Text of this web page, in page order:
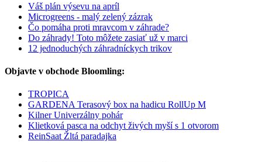
Váš plán výsevu na apríl
Microgreens - malý zelený zázrak
Čo pomáha proti mravcom v záhrade?
Do záhrady! Toto môžete zasiať už v marci
12 jednoduchých záhradníckych trikov
Objavte v obchode Bloomling:
TROPICA
GARDENA Terasový box na hadicu RollUp M
Kilner Univerzálny pohár
Klietková pasca na odchyt živých myší s 1 otvorom
ReinSaat Žltá paradajka